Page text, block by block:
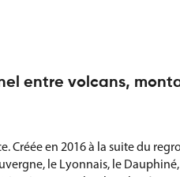
entre volcans,
Créée en 2016 à la suite du
le Lyonnais, le